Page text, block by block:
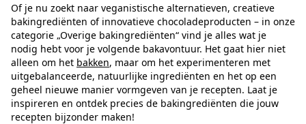
Of je nu zoekt naar veganistische alternatieven, creatieve
bakingrediënten of innovatieve chocoladeproducten – in onze
categorie „Overige bakingrediënten“ vind je alles wat je
nodig hebt voor je volgende bakavontuur. Het gaat hier niet
alleen om het bakken, maar om het experimenteren met
uitgebalanceerde, natuurlijke ingrediënten en het op een
geheel nieuwe manier vormgeven van je recepten. Laat je
inspireren en ontdek precies de bakingrediënten die jouw
recepten bijzonder maken!